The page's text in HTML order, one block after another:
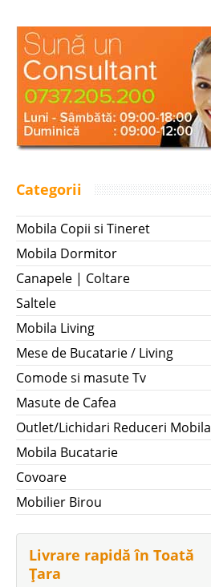
Categorii
Mobila Copii si Tineret
Mobila Dormitor
Canapele | Coltare
Saltele
Mobila Living
Mese de Bucatarie / Living
Comode si masute Tv
Masute de Cafea
Outlet/Lichidari Reduceri Mobila
Mobila Bucatarie
Covoare
Mobilier Birou
Livrare rapidă în Toată
Țara